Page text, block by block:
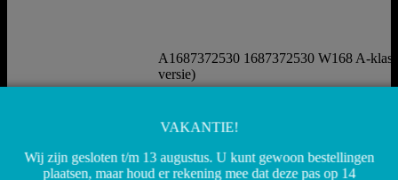
A1687372530 1687372530 W168 A-
versie)
Toevoegen aan winkelwagen
VAKANTIE!
Wij zijn gesloten t/m 13 augustus. U kunt gewoon bestellingen
plaatsen, maar houd er rekening mee dat deze pas op 14